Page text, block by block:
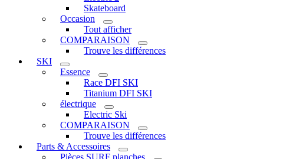
Skateboard
Occasion
Tout afficher
COMPARAISON
Trouve les différences
SKI
Essence
Race DFI SKI
Titanium DFI SKI
électrique
Electric Ski
COMPARAISON
Trouve les différences
Parts & Accessoires
Pièces SURF planches